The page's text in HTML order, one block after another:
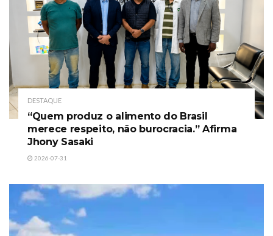
DESTAQUE
“Quem produz o alimento do Brasil
merece respeito, não burocracia.” Afirma
Jhony Sasaki
2026-07-31